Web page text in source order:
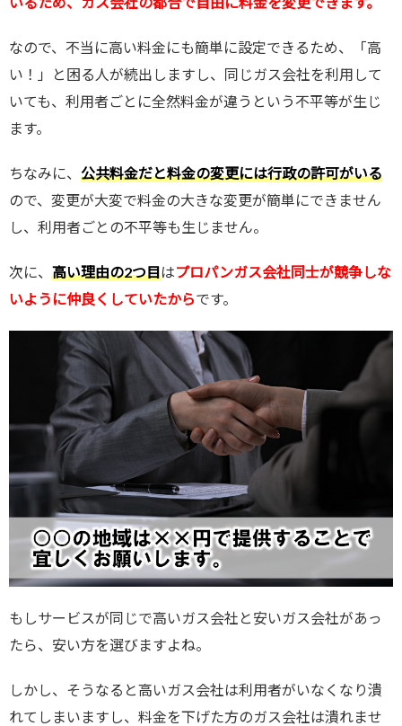
なので、不当に高い料金にも簡単に設定できるため、「高
い！」と困る人が続出しますし、同じガス会社を利用して
いても、利用者ごとに全然料金が違うという不平等が生じ
ます。
ちなみに、 公共料金だと料金の変更には行政の許可がいる
ので、変更が大変で料金の大きな変更が簡単にできません
し、利用者ごとの不平等も生じません。
次に、 高い理由の2つ目はプロパンガス会社同士が競争しな
いように仲良くしていたからです。
もしサービスが同じで高いガス会社と安いガス会社があっ
たら、安い方を選びますよね。
しかし、そうなると高いガス会社は利用者がいなくなり潰
れてしまいますし、料金を下げた方のガス会社は潰れませ